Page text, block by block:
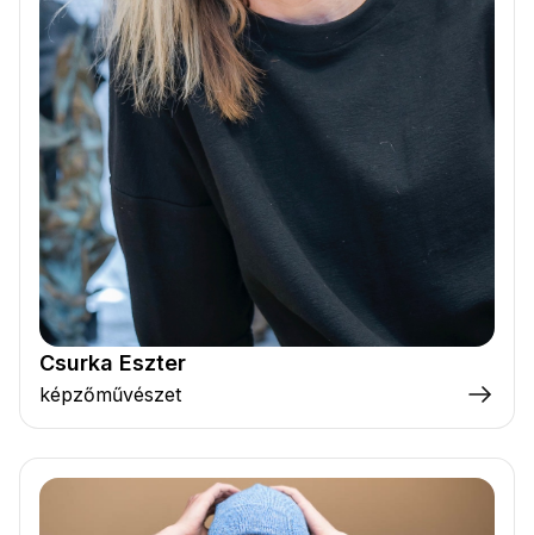
Csurka Eszter
képzőművészet